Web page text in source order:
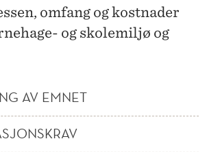
omfang og kostnader
og skolemiljø og
AV EMNET